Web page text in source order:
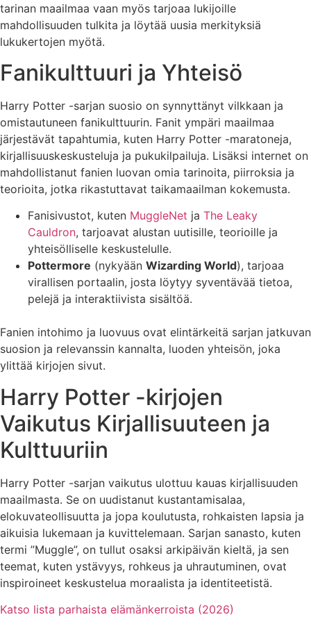
tarinan maailmaa vaan myös tarjoaa lukijoille
mahdollisuuden tulkita ja löytää uusia merkityksiä
lukukertojen myötä.
Fanikulttuuri ja Yhteisö
Harry Potter -sarjan suosio on synnyttänyt vilkkaan ja
omistautuneen fanikulttuurin. Fanit ympäri maailmaa
järjestävät tapahtumia, kuten Harry Potter -maratoneja,
kirjallisuuskeskusteluja ja pukukilpailuja. Lisäksi internet on
mahdollistanut fanien luovan omia tarinoita, piirroksia ja
teorioita, jotka rikastuttavat taikamaailman kokemusta.
Fanisivustot, kuten MuggleNet ja The Leaky
Cauldron, tarjoavat alustan uutisille, teorioille ja
yhteisölliselle keskustelulle.
Pottermore (nykyään Wizarding World), tarjoaa
virallisen portaalin, josta löytyy syventävää tietoa,
pelejä ja interaktiivista sisältöä.
Fanien intohimo ja luovuus ovat elintärkeitä sarjan jatkuvan
suosion ja relevanssin kannalta, luoden yhteisön, joka
ylittää kirjojen sivut.
Harry Potter -kirjojen
Vaikutus Kirjallisuuteen ja
Kulttuuriin
Harry Potter -sarjan vaikutus ulottuu kauas kirjallisuuden
maailmasta. Se on uudistanut kustantamisalaa,
elokuvateollisuutta ja jopa koulutusta, rohkaisten lapsia ja
aikuisia lukemaan ja kuvittelemaan. Sarjan sanasto, kuten
termi ”Muggle”, on tullut osaksi arkipäivän kieltä, ja sen
teemat, kuten ystävyys, rohkeus ja uhrautuminen, ovat
inspiroineet keskustelua moraalista ja identiteetistä.
Katso lista parhaista elämänkerroista (2026)